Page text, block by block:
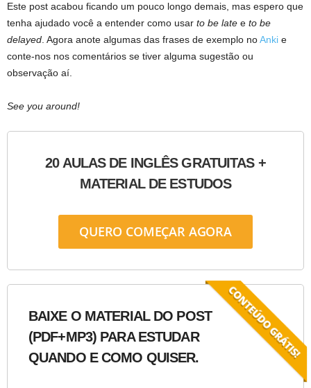
Este post acabou ficando um pouco longo demais, mas espero que
tenha ajudado você a entender como usar to be late e to be
delayed . Agora anote algumas das frases de exemplo noAnki e
conte-nos nos comentários se tiver alguma sugestão ou
observação aí.
See you around!
20 AULAS DE INGLÊS GRATUITAS +
MATERIAL DE ESTUDOS
QUERO COMEÇAR AGORA
BAIXE O MATERIAL DO POST
(PDF+MP3) PARA ESTUDAR
QUANDO E COMO QUISER.